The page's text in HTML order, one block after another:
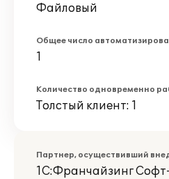
Файловый
Общее число
1
Количество одновременно
Толстый клиент: 1
Партнер, осуществивший
1С:Франчайзинг